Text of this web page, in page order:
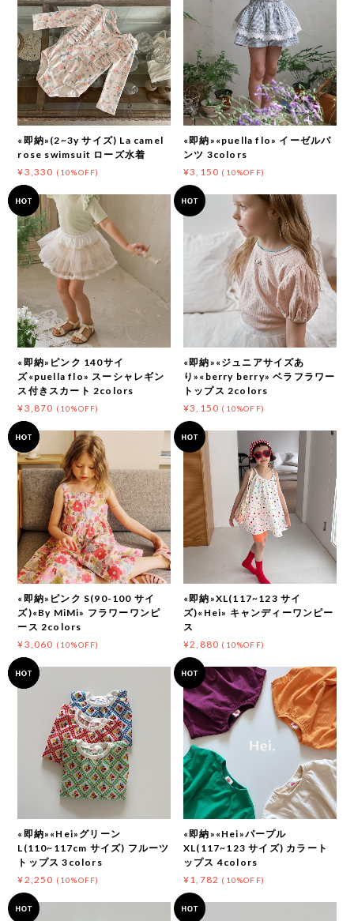
«即納»(2~3y サイズ) La camel
rose swimsuit ローズ水着
¥3,330 (10%OFF)
«即納»«puella flo» イーゼルパ
ンツ 3colors
¥3,150 (10%OFF)
«即納»ピンク 140サイ
ズ«puella flo» スーシャレギン
ス付きスカート 2colors
¥3,870 (10%OFF)
«即納»«ジュニアサイズあ
り»«berry berry» ベラフラワー
トップス 2colors
¥3,150 (10%OFF)
«即納»ピンク S(90-100 サイ
ズ)«By MiMi» フラワーワンピ
ース 2colors
¥3,060 (10%OFF)
«即納»XL(117~123 サイ
ズ)«Hei» キャンディーワンピー
ス
¥2,880 (10%OFF)
«即納»«Hei»グリーン
L(110~117cm サイズ) フルーツ
トップス 3colors
¥2,250 (10%OFF)
«即納»«Hei»パープル
XL(117~123 サイズ) カラート
ップス 4colors
¥1,782 (10%OFF)